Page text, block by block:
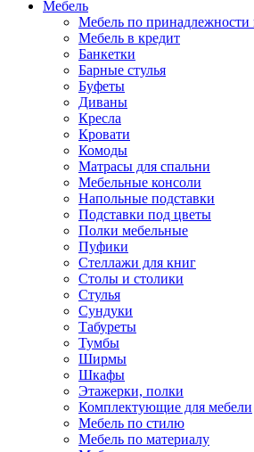
Мебель
Мебель по принадлежности
Мебель в кредит
Банкетки
Барные стулья
Буфеты
Диваны
Кресла
Кровати
Комоды
Матрасы для спальни
Мебельные консоли
Напольные подставки
Подставки под цветы
Полки мебельные
Пуфики
Стеллажи для книг
Столы и столики
Стулья
Сундуки
Табуреты
Тумбы
Ширмы
Шкафы
Этажерки, полки
Комплектующие для мебели
Мебель по стилю
Мебель по материалу